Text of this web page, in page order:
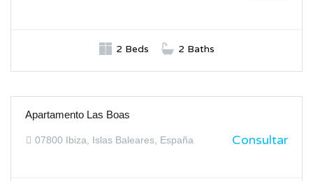
2 Beds 2 Baths
ALQUILER
Apartamento Las Boas
07800 Ibiza, Islas Baleares, España Consultar